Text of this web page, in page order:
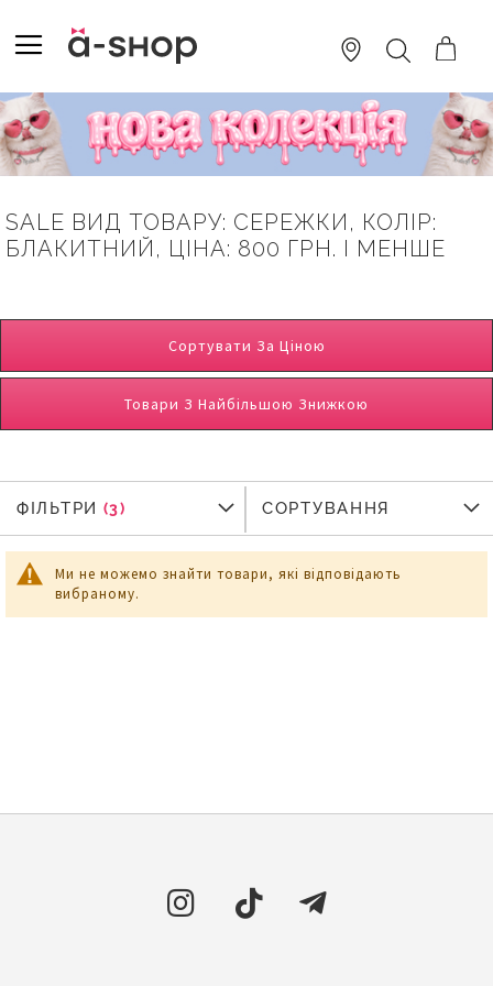
TO
CONTENT
ПОШУК
SALE ВИД ТОВАРУ: СЕРЕЖКИ, КОЛІР:
БЛАКИТНИЙ, ЦІНА: 800 ГРН. І МЕНШЕ
Сортувати За Ціною
Товари З Найбільшою Знижкою
Ми не можемо знайти товари, які відповідають
вибраному.
ФІЛЬТРИ
ФІЛЬТРИ СОРТУВАННЯ